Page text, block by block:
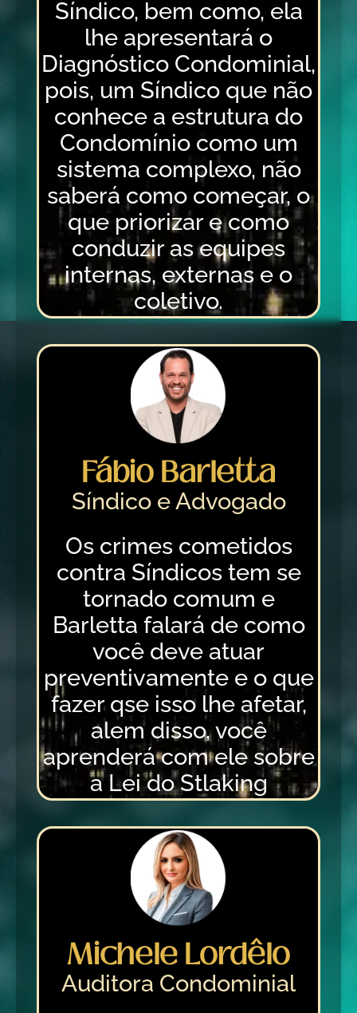
Síndico, bem como, ela
lhe apresentará o
Diagnóstico Condominial,
pois, um Síndico que não
conhece a estrutura do
Condomínio como um
sistema complexo, não
saberá como começar, o
que priorizar e como
conduzir as equipes
internas, externas e o
coletivo.
Fábio Barletta
Síndico e Advogado
Os crimes cometidos
contra Síndicos tem se
tornado comum e
Barletta falará de como
você deve atuar
preventivamente e o que
fazer qse isso lhe afetar,
alem disso, você
aprenderá com ele sobre
a Lei do Stlaking
Michele Lordêlo
Auditora Condominial